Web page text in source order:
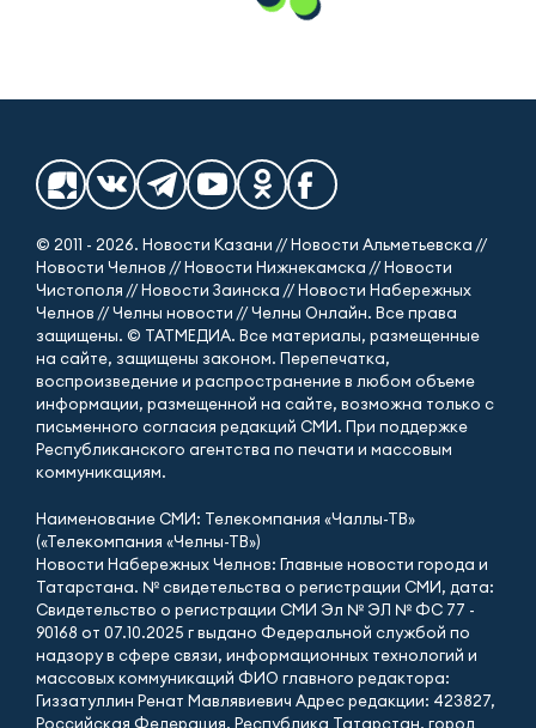
© 2011 - 2026. Новости Казани // Новости Альметьевска //
Новости Челнов // Новости Нижнекамска // Новости
Чистополя // Новости Заинска // Новости Набережных
Челнов // Челны новости // Челны Онлайн. Все права
защищены. © ТАТМЕДИА. Все материалы, размещенные
на сайте, защищены законом. Перепечатка,
воспроизведение и распространение в любом объеме
информации, размещенной на сайте, возможна только с
письменного согласия редакций СМИ. При поддержке
Республиканского агентства по печати и массовым
коммуникациям.
Наименование СМИ: Телекомпания «Чаллы-ТВ»
(«Телекомпания «Челны-ТВ»)
Новости Набережных Челнов: Главные новости города и
Татарстана. № свидетельства о регистрации СМИ, дата:
Свидетельство о регистрации СМИ Эл № ЭЛ № ФС 77 -
90168 от 07.10.2025 г выдано Федеральной службой по
надзору в сфере связи, информационных технологий и
массовых коммуникаций ФИО главного редактора:
Гиззатуллин Ренат Мавлявиевич Адрес редакции: 423827,
Российская Федерация, Республика Татарстан, город